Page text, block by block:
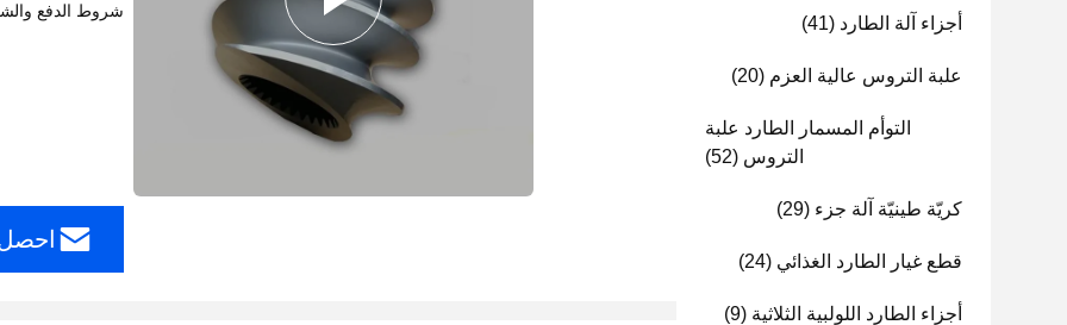
أجزاء آلة الطارد (41)
علبة التروس عالية العزم (20)
التوأم المسمار الطارد علبة
التروس (52)
كريّة طينيّة آلة جزء (29)
قطع غيار الطارد الغذائي (24)
أجزاء الطارد اللولبية الثلاثية (9)
شروط الدفع